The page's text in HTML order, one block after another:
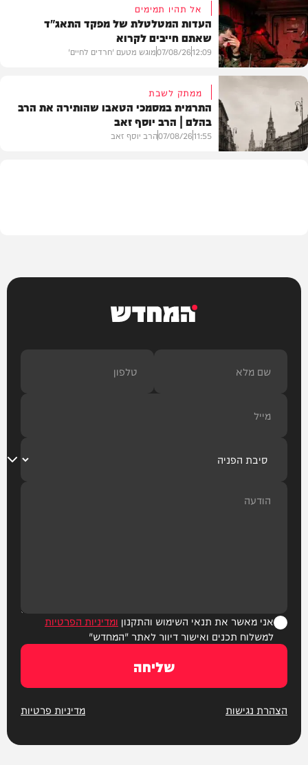
וידאו
דעות
אל תהיו תמימים
העדות המטלטלת של מפקד התאג"ד
שאתם חייבים לקרוא
12:09
07/08/26מוגש מטעם 'חרדים לחיים'
ממתק לשבת
התרמית במסמכי הטאבו שהותירה את הרב
בהלם | הרב יוסף זאב
11:55
07/08/26הרב יוסף זאב
המחדש
אני מאשר את תנאי השימוש והתקנון ומדיניות הפרטיות
למשלוח תכנים ואישור דיוור לאתר "המחדש"
שליחה
הצהרת נגישות מדיניות פרטיות